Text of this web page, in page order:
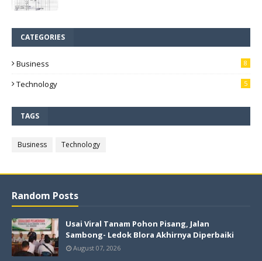
CATEGORIES
Business 8
Technology 5
TAGS
Business Technology
Random Posts
Usai Viral Tanam Pohon Pisang, Jalan
Sambong- Ledok Blora Akhirnya Diperbaiki
August 07, 2026